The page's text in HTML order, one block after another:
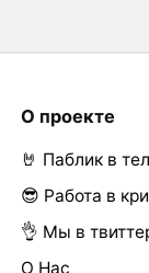
О проекте
🤘 Паблик в
😎 Работа в
👌 Мы в
О Нас